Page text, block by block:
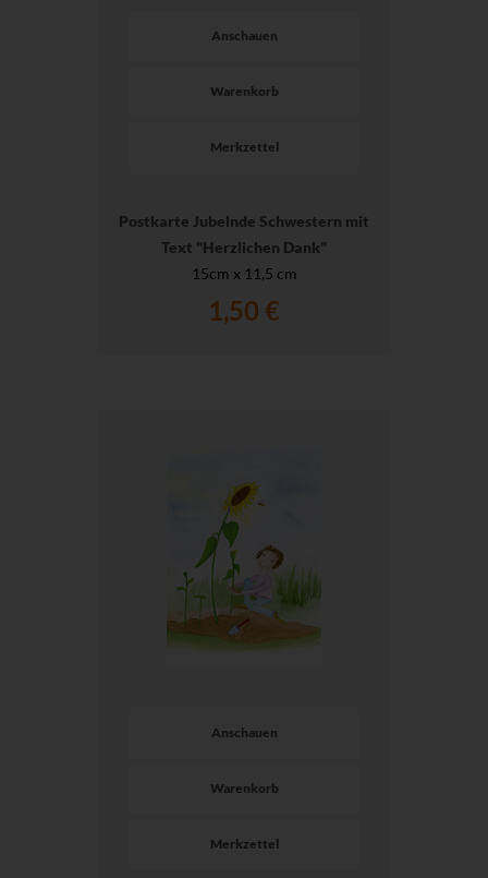
Anschauen
Warenkorb
Merkzettel
Postkarte Jubelnde Schwestern mit
Text "Herzlichen Dank"
15cm x 11,5 cm
1,50 €
Anschauen
Warenkorb
Merkzettel